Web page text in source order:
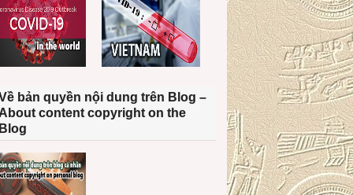
bản quyền nội dung trên Blog –
content copyright on the